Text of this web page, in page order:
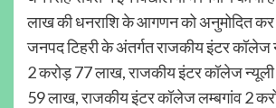
लाख की धनराशि के आगणन को अनुमोदित कर
जनपद टिहरी के अंतर्गत राजकीय इंटर कॉलेज
2 करोड़ 77 लाख, राजकीय इंटर कॉलेज
59 लाख, राजकीय इंटर कॉलेज लम्बगांव 2